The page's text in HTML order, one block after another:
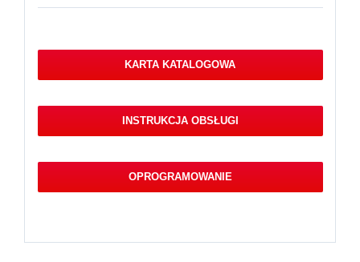
KARTA KATALOGOWA
INSTRUKCJA OBSŁUGI
OPROGRAMOWANIE